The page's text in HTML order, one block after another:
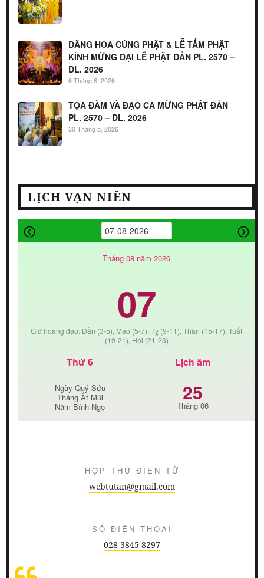
DÂNG HOA CÚNG PHẬT & LỄ TẮM PHẬT
KÍNH MỪNG ĐẠI LỄ PHẬT ĐẢN PL. 2570 –
DL. 2026
6 Tháng 6, 2026
TỌA ĐÀM VÀ ĐẠO CA MỪNG PHẬT ĐẢN
PL. 2570 – DL. 2026
30 Tháng 5, 2026
LỊCH VẠN NIÊN
Tháng 08 năm 2026
07
Giờ hoàng đạo: Dần (3-5), Mão (5-7), Tỵ (9-11), Thân (15-17), Tuất
(19-21), Hợi (21-23)
Thứ 6
Ngày Quý Sửu
Tháng Ất Mùi
Năm Bính Ngọ
Lịch âm
25
Tháng 06
HỘP THƯ ĐIỆN TỬ
webtutan@gmail.com
SỐ ĐIỆN THOẠI
028 3845 8297